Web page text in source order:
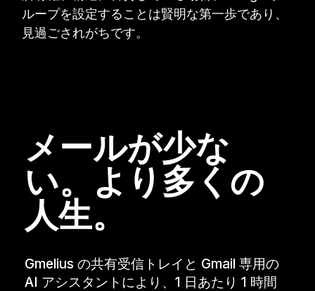
ループを設定することは賢明な第一歩であり、
見過ごされがちです。
メールが少な
い。より多くの
人生。
Gmelius の共有受信トレイと Gmail 専用の
AI アシスタントにより、1 日あたり 1 時間